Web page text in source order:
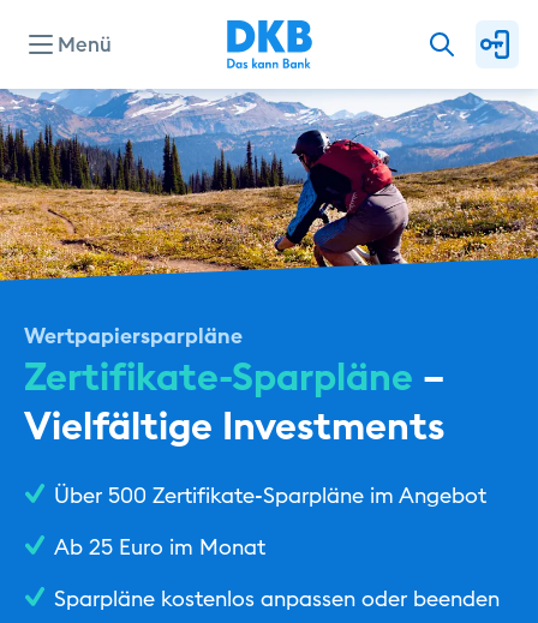
Menü
Konten & Karten
Kredite
Finanzierung & Immobilie
Service
Wertpapiersparpläne
Zertifikate-Sparpläne –
Vielfältige Investments
Über 500 Zertifikate-Sparpläne im Angebot
Ab 25 Euro im Monat
Sparpläne kostenlos anpassen oder beenden